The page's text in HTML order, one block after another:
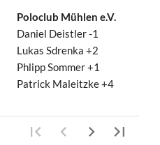
Poloclub Mühlen e.V.
Daniel Deistler -1
Lukas Sdrenka +2
Phlipp Sommer +1
Patrick Maleitzke +4